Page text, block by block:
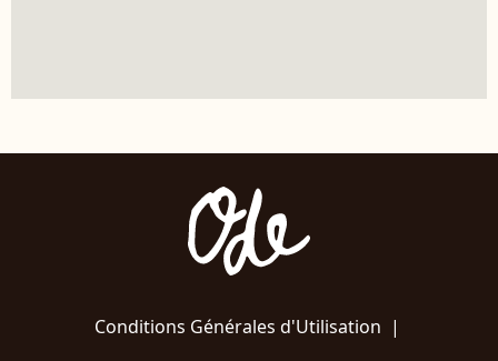
Conditions Générales d'Utilisation |